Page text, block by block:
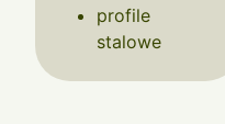
profile
stalowe